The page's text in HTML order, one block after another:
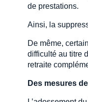
de prestations.
Ainsi, la
De même,
difficulté au titre
retraite
Des mesures